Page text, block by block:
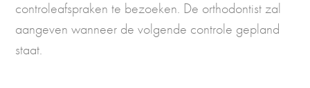
controleafspraken te bezoeken. De orthodontist zal
aangeven wanneer de volgende controle gepland
staat.